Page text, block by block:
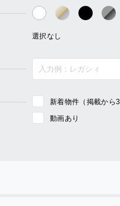
ホワイト系ゴールド・シ
ブラッ
新着物件（掲載から3
動画あり